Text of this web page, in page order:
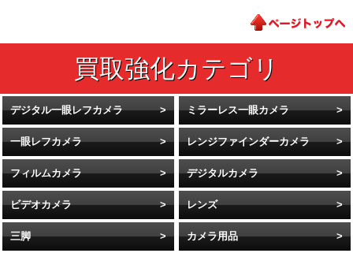
デジタル一眼レフカメラ ミラーレス一眼カメラ
一眼レフカメラ レンジファインダーカメラ
フィルムカメラ デジタルカメラ
ビデオカメラ レンズ
三脚 カメラ用品